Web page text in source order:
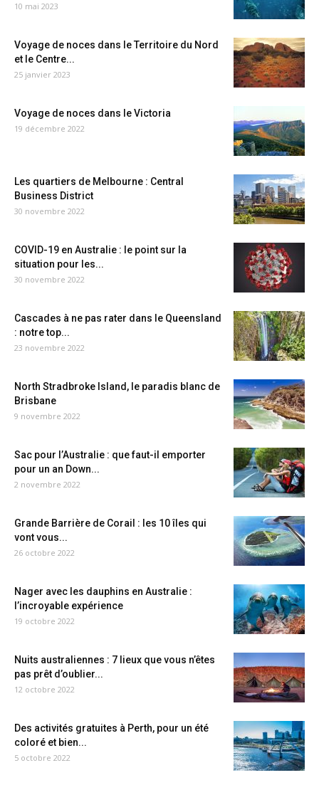
10 mai 2023
Voyage de noces dans le Territoire du Nord
et le Centre...
25 janvier 2023
Voyage de noces dans le Victoria
19 décembre 2022
Les quartiers de Melbourne : Central
Business District
30 novembre 2022
COVID-19 en Australie : le point sur la
situation pour les...
30 novembre 2022
Cascades à ne pas rater dans le Queensland
: notre top...
23 novembre 2022
North Stradbroke Island, le paradis blanc de
Brisbane
9 novembre 2022
Sac pour l’Australie : que faut-il emporter
pour un an Down...
2 novembre 2022
Grande Barrière de Corail : les 10 îles qui
vont vous...
26 octobre 2022
Nager avec les dauphins en Australie :
l’incroyable expérience
19 octobre 2022
Nuits australiennes : 7 lieux que vous n’êtes
pas prêt d’oublier...
12 octobre 2022
Des activités gratuites à Perth, pour un été
coloré et bien...
5 octobre 2022